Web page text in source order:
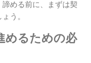
める前に、まずは契
う。
めるための必